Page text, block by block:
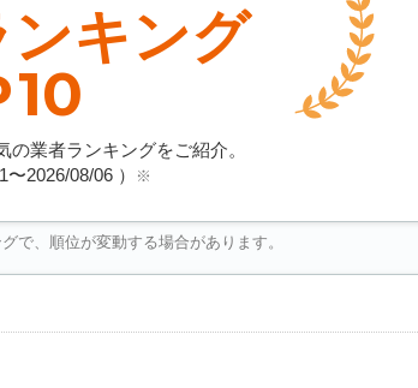
キング
10
業者ランキングをご紹介。
〜2026/08/06） ※
で、順位が変動する場合があります。